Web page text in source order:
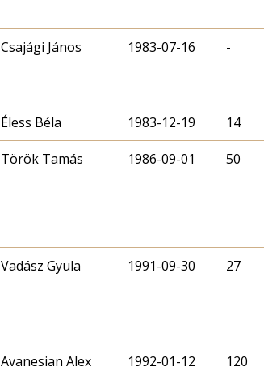
Csajági János 1983-07-16 -
Éless Béla 1983-12-19 14
Török Tamás 1986-09-01 50
Vadász Gyula 1991-09-30 27
Avanesian Alex 1992-01-12 120